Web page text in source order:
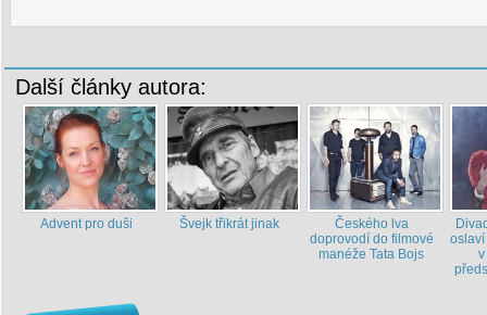
Další články autora:
Advent pro duši Švejk třikrát jinak
Českého lva
doprovodí do filmové
manéže Tata Bojs